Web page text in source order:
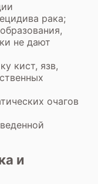
рака;
не дают
кист, язв,
очагов
и